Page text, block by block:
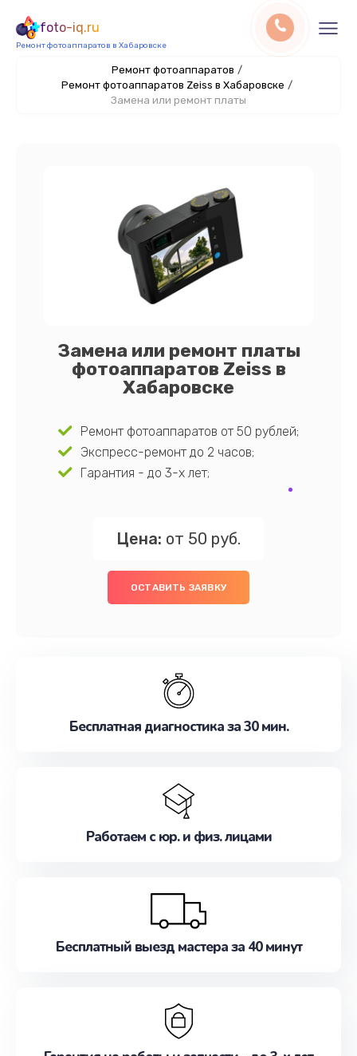
foto-iq.ru
Ремонт фотоаппаратов в Хабаровске
Ремонт фотоаппаратов /
Ремонт фотоаппаратов Zeiss в Хабаровске /
Замена или ремонт платы
Замена или ремонт платы
фотоаппаратов Zeiss в
Хабаровске
Ремонт фотоаппаратов от 50 рублей;
Экспресс-ремонт до 2 часов;
Гарантия - до 3-х лет;
Цена: от 50 руб.
ОСТАВИТЬ ЗАЯВКУ
Бесплатная диагностика за 30 мин.
Работаем с юр. и физ. лицами
Бесплатный выезд мастера за 40 минут